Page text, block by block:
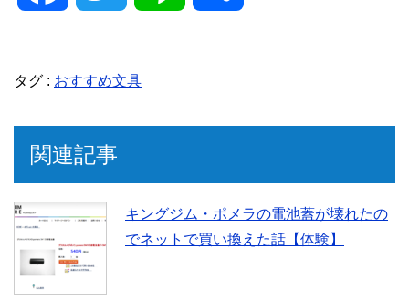
c
o
i
e
タグ : おすすめ文具
関連記事
キングジム・ポメラの電池蓋が壊れたの
でネットで買い換えた話【体験】